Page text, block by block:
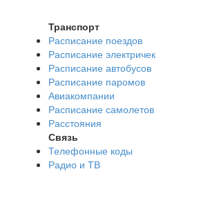
Транспорт
Расписание поездов
Расписание электричек
Расписание автобусов
Расписание паромов
Авиакомпании
Расписание самолетов
Расстояния
Связь
Телефонные коды
Радио и ТВ